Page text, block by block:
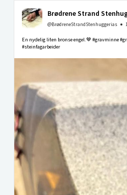
Brødrene Strand
@BrødreneStrandStenhuggerias
En nydelig liten bronse engel.🤎 #gravminne
#steinfagarbeider